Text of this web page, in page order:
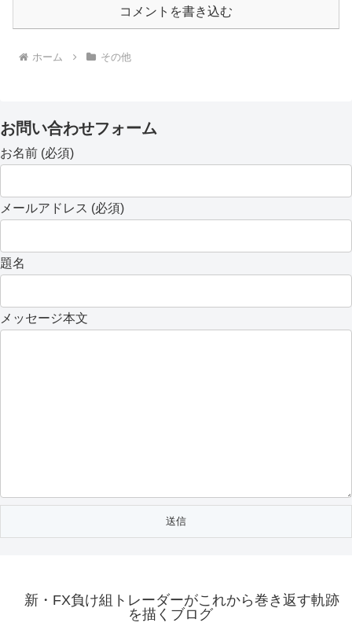
コメントを書き込む
ホーム その他
お問い合わせフォーム
お名前 (必須)
メールアドレス (必須)
題名
メッセージ本文
新・FX負け組トレーダーがこれから巻き返す軌跡
を描くブログ